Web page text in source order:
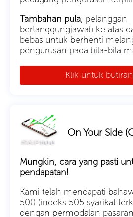
Tambahan pula, pelanggan
bertanggungjawab ke atas
bebas untuk berhenti
pengurusan pada bila-bila
Klik untuk
On Your Side
Mungkin, cara yang pasti
pendapatan!
Kami telah mendapati
500 (indeks 505 syarikat
dengan permodalan